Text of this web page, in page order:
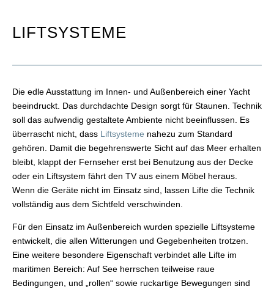
LIFTSYSTEME
Die edle Ausstattung im Innen- und Außenbereich einer Yacht
beeindruckt. Das durchdachte Design sorgt für Staunen. Technik
soll das aufwendig gestaltete Ambiente nicht beeinflussen. Es
überrascht nicht, dass Liftsysteme nahezu zum Standard
gehören. Damit die begehrenswerte Sicht auf das Meer erhalten
bleibt, klappt der Fernseher erst bei Benutzung aus der Decke
oder ein Liftsystem fährt den TV aus einem Möbel heraus.
Wenn die Geräte nicht im Einsatz sind, lassen Lifte die Technik
vollständig aus dem Sichtfeld verschwinden.
Für den Einsatz im Außenbereich wurden spezielle Liftsysteme
entwickelt, die allen Witterungen und Gegebenheiten trotzen.
Eine weitere besondere Eigenschaft verbindet alle Lifte im
maritimen Bereich: Auf See herrschen teilweise raue
Bedingungen, und „rollen“ sowie ruckartige Bewegungen sind